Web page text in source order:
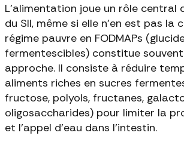
L'alimentation joue un rôle central
du SII, même si elle n'en est pas la
régime pauvre en FODMAPs
fermentescibles) constitue
approche. Il consiste à réduire
aliments riches en sucres
fructose, polyols, fructanes,
oligosaccharides) pour limiter la
et l'appel d'eau dans l'intestin.